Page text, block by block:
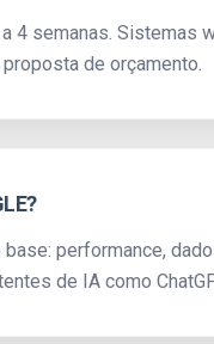
4 semanas. Sistemas
de orçamento.
performance,
de IA como